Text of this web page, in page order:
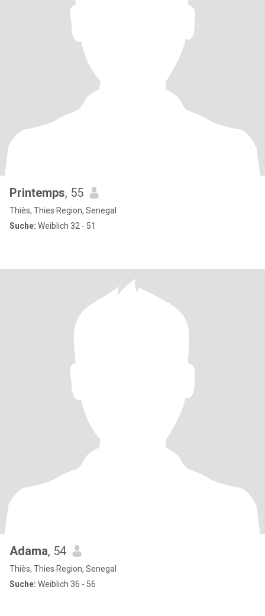
Printemps, 55
Thiès, Thies Region, Senegal
Suche: Weiblich 32 - 51
Adama, 54
Thiès, Thies Region, Senegal
Suche: Weiblich 36 - 56